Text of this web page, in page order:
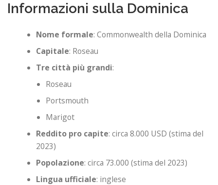
Informazioni sulla Dominica
Nome formale: Commonwealth della Dominica
Capitale: Roseau
Tre città più grandi:
Roseau
Portsmouth
Marigot
Reddito pro capite: circa 8.000 USD (stima del
2023)
Popolazione: circa 73.000 (stima del 2023)
Lingua ufficiale: inglese